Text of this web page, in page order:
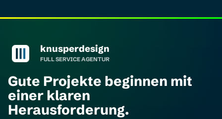
knusperdesign
FULL SERVICE AGENTUR
knusperdesign Startseite
Gute Projekte beginnen mit
einer klaren
Herausforderung.